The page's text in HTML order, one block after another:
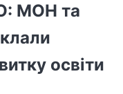
МОН та
освіти